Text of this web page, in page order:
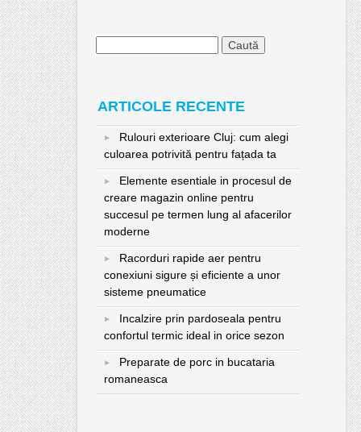
ARTICOLE RECENTE
Rulouri exterioare Cluj: cum alegi
culoarea potrivită pentru fațada ta
Elemente esentiale in procesul de
creare magazin online pentru
succesul pe termen lung al afacerilor
moderne
Racorduri rapide aer pentru
conexiuni sigure și eficiente a unor
sisteme pneumatice
Incalzire prin pardoseala pentru
confortul termic ideal in orice sezon
Preparate de porc in bucataria
romaneasca